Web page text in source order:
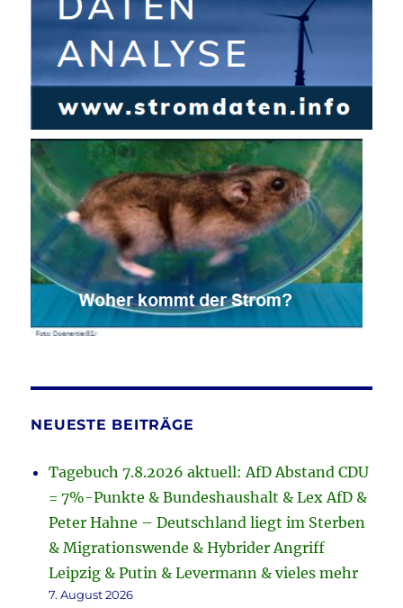
NEUESTE BEITRÄGE
Tagebuch 7.8.2026 aktuell: AfD Abstand CDU
= 7%-Punkte & Bundeshaushalt & Lex AfD &
Peter Hahne – Deutschland liegt im Sterben
& Migrationswende & Hybrider Angriff
Leipzig & Putin & Levermann & vieles mehr
7. August 2026